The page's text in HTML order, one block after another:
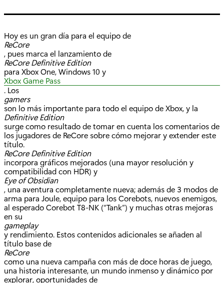
a
Hoy es un gran día para el equipo de
ReCore
, pues marca el lanzamiento de
ReCore Definitive Edition
para Xbox One, Windows 10 y
Xbox Game Pass
. Los
gamers
son lo más importante para todo el equipo de Xbox, y la
Definitive Edition
surge como resultado de tomar en cuenta los comentarios de
los jugadores de ReCore sobre cómo mejorar y extender este
título.
ReCore Definitive Edition
incorpora gráficos mejorados (una mayor resolución y
compatibilidad con HDR) y
Eye of Obsidian
, una aventura completamente nueva; además de 3 modos de
arma para Joule, equipo para los Corebots, nuevos enemigos,
al esperado Corebot T8-NK (“Tank”) y muchas otras mejoras
en su
gameplay
y rendimiento. Estos contenidos adicionales se añaden al
título base de
ReCore
como una nueva campaña con más de doce horas de juego,
una historia interesante, un mundo inmenso y dinámico por
explorar, oportunidades de